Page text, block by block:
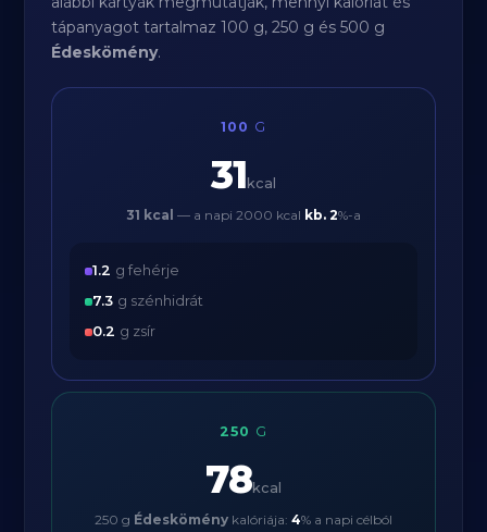
tápanyagot tartalmaz 100 g, 250 g és 500 g
Édeskömény.
100 G
31 kcal
31 kcal — a napi 2000 kcal kb. 2%-a
1.2 g fehérje
7.3 g szénhidrát
0.2 g zsír
250 G
78kcal
250 g Édeskömény kalóriája: 4% a napi célból